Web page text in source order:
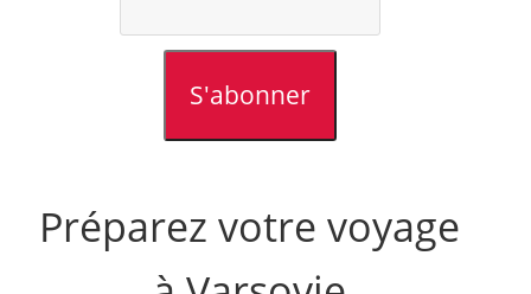
S'abonner
Préparez votre voyage